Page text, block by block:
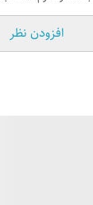
افزودن نظر